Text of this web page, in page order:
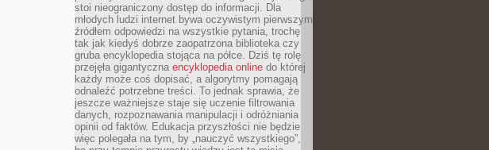
stoi nieograniczony dostęp do informacji. Dla
młodych ludzi internet bywa oczywistym pierwszym
źródłem odpowiedzi na wszystkie pytania, trochę
tak jak kiedyś dobrze zaopatrzona biblioteka czy
gruba encyklopedia stojąca na półce. Dziś tę rolę
przejęła gigantyczna encyklopedia online do której
każdy może coś dopisać, a algorytmy pomagają
odnaleźć potrzebne treści. To jednak sprawia, że
jeszcze ważniejsze staje się uczenie filtrowania
danych, rozpoznawania manipulacji i odróżniania
opinii od faktów. Edukacja przyszłości nie będzie
więc polegała na tym, by „nauczyć wszystkiego”,